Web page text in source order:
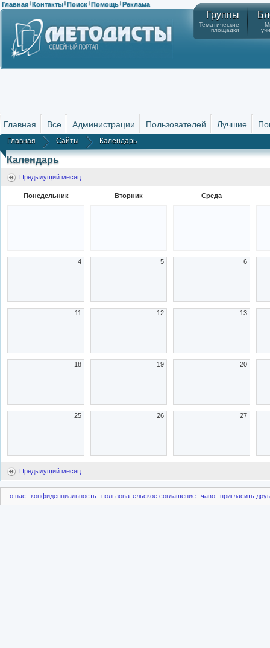
Главная | Контакты | Поиск | Помощь | Реклама
Группы
Тематические
площадки
Главная Все Администрации Пользователей Лучшие
Главная Сайты Календарь
Календарь
Предыдущий месяц
Понедельник Вторник Среда
4 5 6
11 12 13
18 19 20
25 26 27
Предыдущий месяц
о нас конфиденциальность пользовательское соглашение чаво пригласить